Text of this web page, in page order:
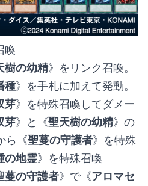
喚
樹の幼精》をリンク召喚。
種》を手札に加えて発動。
芽》を特殊召喚してダメー
芽》と《聖天樹の幼精》の
ら《聖蔓の守護者》を特殊
の地霊》を特殊召喚
蔓の守護者》で《アロマセ